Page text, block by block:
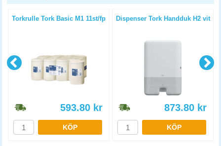
Torkrulle Tork Basic M1 11st/fp
593.80 kr
KÖP
Dispenser Tork Handduk H2 vit
873.80 kr
KÖP